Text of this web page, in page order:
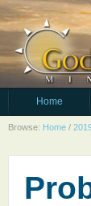
Home
Browse: Home /